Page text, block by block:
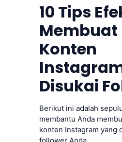
10 Tips
Membuat
Konten
Disukai
Berikut ini adalah
membantu Anda
konten Instagram yang
follower Anda.